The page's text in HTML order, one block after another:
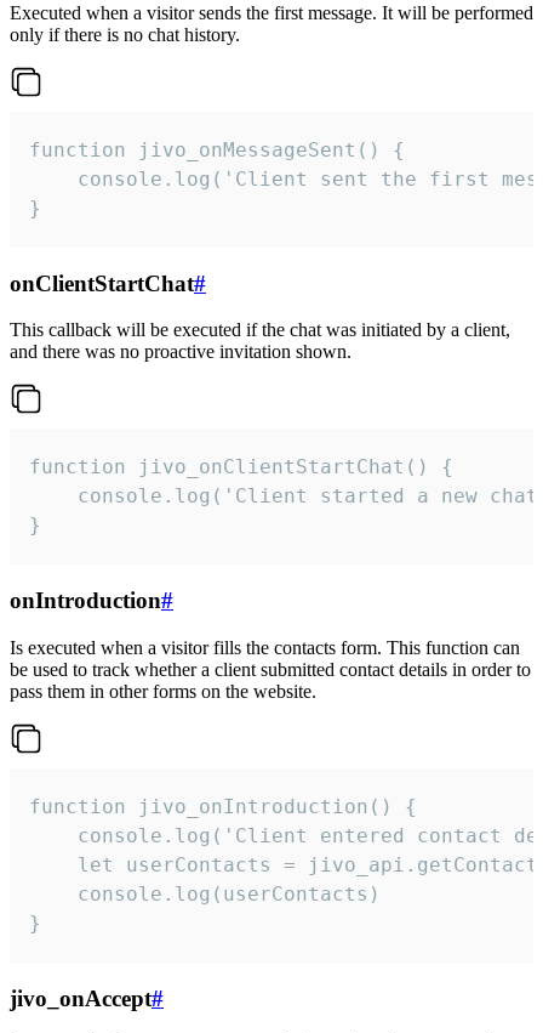
Executed when a visitor sends the first message. It will be performed
only if there is no chat history.
function jivo_onMessageSent() {
console.log('Client sent the first
}
onClientStartChat#
This callback will be executed if the chat was initiated by a client,
and there was no proactive invitation shown.
function jivo_onClientStartChat() {
console.log('Client started a new
}
onIntroduction#
Is executed when a visitor fills the contacts form. This function can
be used to track whether a client submitted contact details in order to
pass them in other forms on the website.
function jivo_onIntroduction() {
console.log('Client entered contact
let userContacts =
    console.log(userContacts)
}
jivo_onAccept#